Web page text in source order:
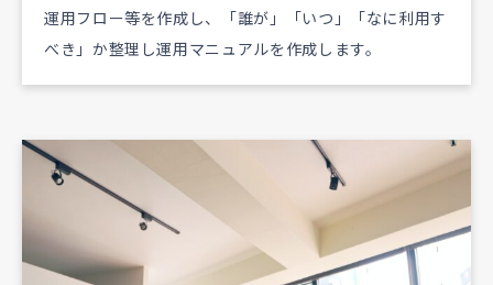
運用フロー等を作成し、「誰が」「いつ」「なに利用す
べき」か整理し運用マニュアルを作成します。